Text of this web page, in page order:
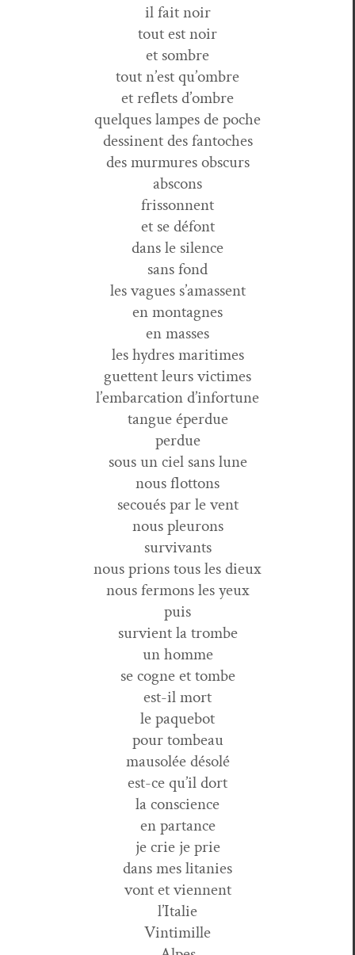
il fait noir
tout est noir
et sombre
tout n’est qu’ombre
et reflets d’ombre
quelques lam­pes de poche
dessi­nent des fantoches
des mur­mures obscurs
abscons
frissonnent
et se défont
dans le silence
sans fond
les vagues s’amassent
en montagnes
en masses
les hydres maritimes
guet­tent leurs victimes
l’embarcation d’infortune
tangue éperdue
perdue
sous un ciel sans lune
nous flottons
sec­oués par le vent
nous pleurons
survivants
nous pri­ons tous les dieux
nous fer­mons les yeux
puis
survient la trombe
un homme
se cogne et tombe
est-il mort
le paquebot
pour tombeau
mau­solée désolé
est-ce qu’il dort
la conscience
en partance
je crie je prie
dans mes litanies
vont et viennent
l’Italie
Vintimille